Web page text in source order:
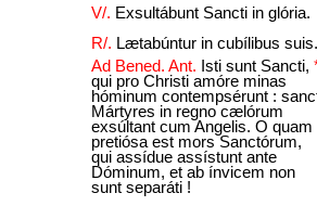
V/. Exsultábunt Sancti in glória.
R/. Lætabúntur in cubílibus suis.
Ad Bened. Ant. Isti sunt Sancti,
qui pro Christi amóre minas
hóminum contempsérunt :
Mártyres in regno cælórum
exsúltant cum Angelis. O quam
pretiósa est mors Sanctórum,
qui assídue assístunt ante
Dóminum, et ab ínvicem non
sunt separáti !